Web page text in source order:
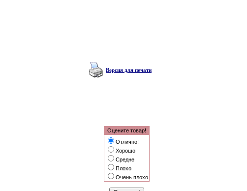
Версия для печати
Оцените товар!
Отлично!
Хорошо
Средне
Плохо
Очень плохо